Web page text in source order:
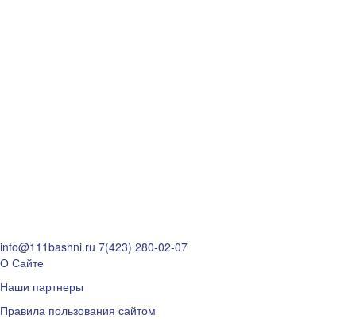
info@111bashni.ru 7(423) 280-02-07
О Сайте
Наши партнеры
Правила пользования сайтом